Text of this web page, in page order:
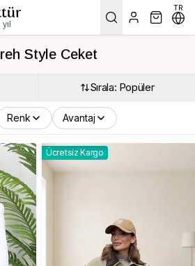
TR
Style Ceket
Sırala: Popüler
Renk Avantaj
Ücretsiz Kargo